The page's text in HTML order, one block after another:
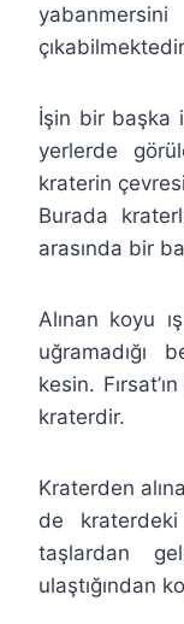
İşin bir başka
yerlerde
kraterin
Burada
arasında bir
Alınan koyu
uğramadığı
kesin.
kraterdir.
Kraterden
de
taşlardan
ulaştığından